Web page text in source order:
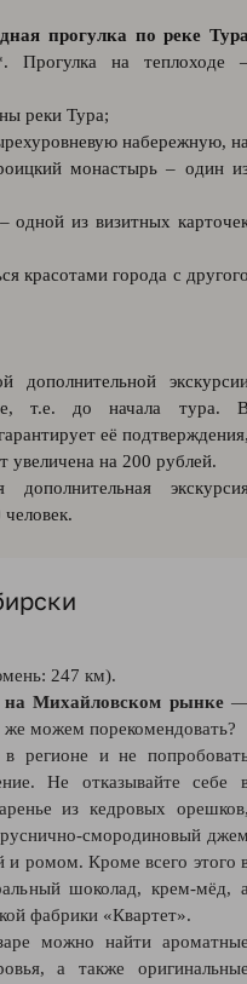
прогулка по реке
на теплоходе
реки Тура;
набережную,
монастырь – один
из визитных
красотами города с
т.е. до начала тура.
её
увеличена на 200 рублей.
247 км).
Михайловском рынке
можем порекомендовать?
регионе и не
Не отказывайте себе
из кедровых
смородиновый
и ромом. Кроме всего этого
шоколад, крем-мёд,
фабрики «Квартет».
можно найти
а также